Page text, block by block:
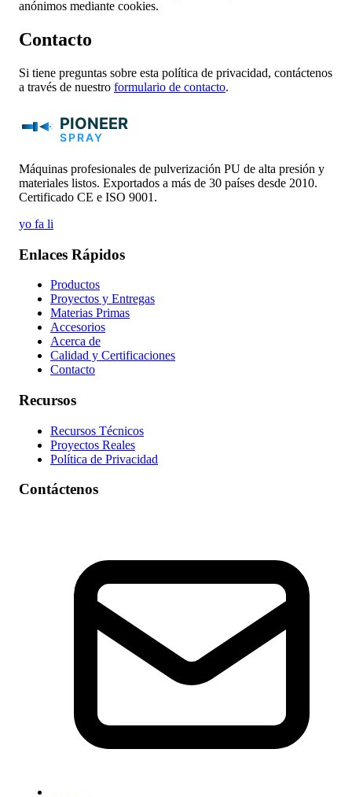
anónimos mediante cookies.
Contacto
Si tiene preguntas sobre esta política de privacidad, contáctenos
a través de nuestro formulario de contacto.
Máquinas profesionales de pulverización PU de alta presión y
materiales listos. Exportados a más de 30 países desde 2010.
Certificado CE e ISO 9001.
yo fa li
Enlaces Rápidos
Productos
Proyectos y Entregas
Materias Primas
Accesorios
Acerca de
Calidad y Certificaciones
Contacto
Recursos
Recursos Técnicos
Proyectos Reales
Política de Privacidad
Contáctenos